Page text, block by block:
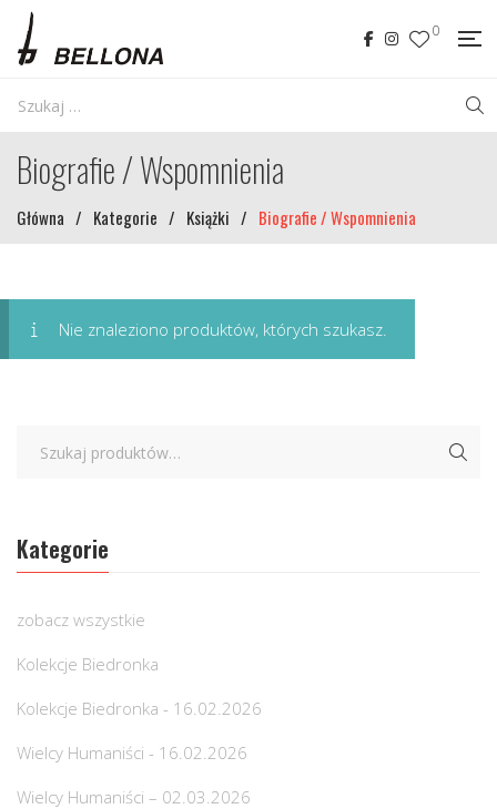
0
Biografie / Wspomnienia
Główna / Kategorie / Książki / Biografie / Wspomnienia
Nie znaleziono produktów, których szukasz.
Kategorie
zobacz wszystkie
Kolekcje Biedronka
Kolekcje Biedronka - 16.02.2026
Wielcy Humaniści - 16.02.2026
Wielcy Humaniści – 02.03.2026